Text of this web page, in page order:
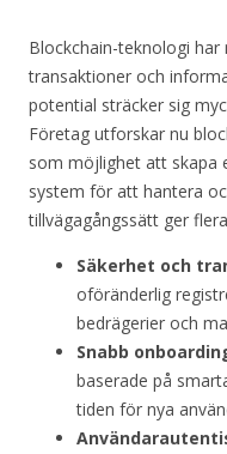
Blockchain-teknologi
transaktioner och
potential sträcker sig
Företag utforskar nu
som möjlighet att skapa
system för att hantera
tillvägagångssätt ger
Säkerhet och
oföränderlig
bedrägerier och
Snabb
baserade på
tiden för nya